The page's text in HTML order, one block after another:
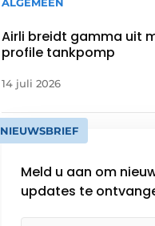
Airli breidt gamma uit
profile tankpomp
14 juli 2026
NIEUWSBRIEF
Meld u aan om
updates te